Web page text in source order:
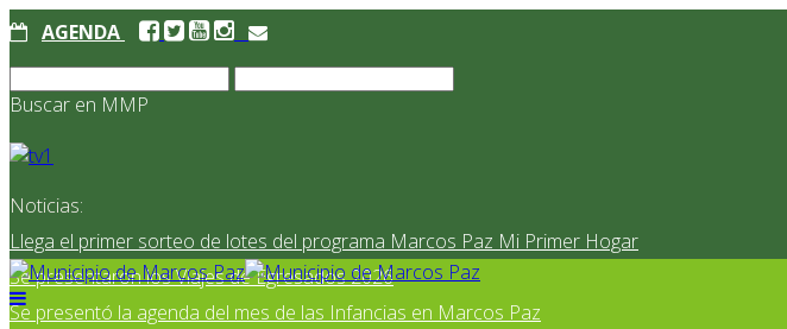
AGENDA
Buscar en MMP
Noticias:
Llega el primer sorteo de lotes del programa Marcos Paz Mi Primer Hogar
Se presentaron los Viajes de Egresados 2026
Se presentó la agenda del mes de las Infancias en Marcos Paz